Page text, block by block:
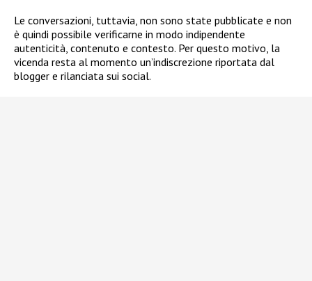
Le conversazioni, tuttavia, non sono state pubblicate e non
è quindi possibile verificarne in modo indipendente
autenticità, contenuto e contesto. Per questo motivo, la
vicenda resta al momento un’indiscrezione riportata dal
blogger e rilanciata sui social.